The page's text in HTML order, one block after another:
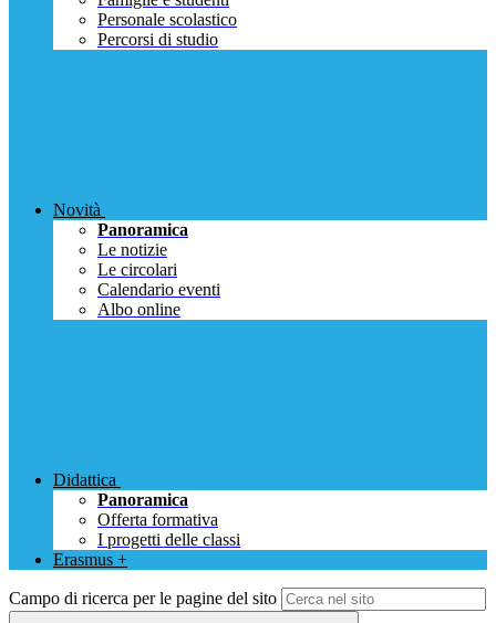
Personale scolastico
Percorsi di studio
Novità
Panoramica
Le notizie
Le circolari
Calendario eventi
Albo online
Didattica
Panoramica
Offerta formativa
I progetti delle classi
Erasmus +
Campo di ricerca per le pagine del sito